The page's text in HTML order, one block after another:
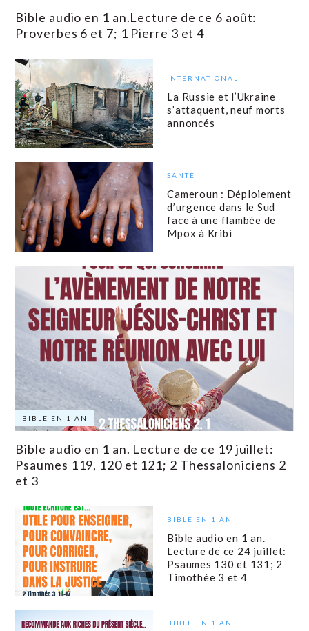
Bible audio en 1 an.Lecture de ce 6 août:
Proverbes 6 et 7; 1 Pierre 3 et 4
INTERNATIONAL
La Russie et l’Ukraine
s’attaquent, neuf morts
annoncés
SANTÉ
Cameroun : Déploiement
d’urgence dans le Sud
face à une flambée de
Mpox à Kribi
BIBLE EN 1 AN
Bible audio en 1 an. Lecture de ce 19 juillet:
Psaumes 119, 120 et 121; 2 Thessaloniciens 2
et 3
BIBLE EN 1 AN
Bible audio en 1 an.
Lecture de ce 24 juillet:
Psaumes 130 et 131; 2
Timothée 3 et 4
BIBLE EN 1 AN